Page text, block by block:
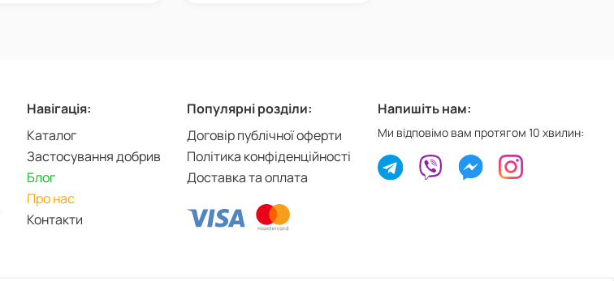
Навігація:
Каталог
Застосування добрив
Блог
Про нас
Контакти
Популярні розділи:
Договір публічної оферти
Політика конфіденційності
Доставка та оплата
Напишіть нам:
Ми відповімо вам протягом 10 хвилин: